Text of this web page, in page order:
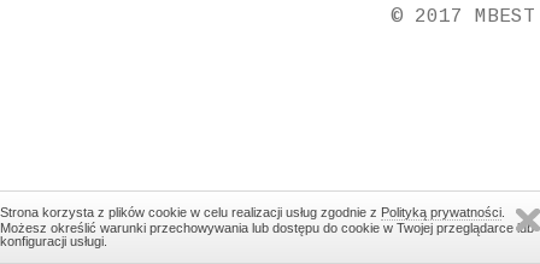
Strona korzysta z plików cookie w celu realizacji usług zgodnie z Polityką prywatności
Możesz określić warunki przechowywania lub dostępu do cookie w Twojej przeglądarce lub
konfiguracji usługi.
© 2017 MBEST